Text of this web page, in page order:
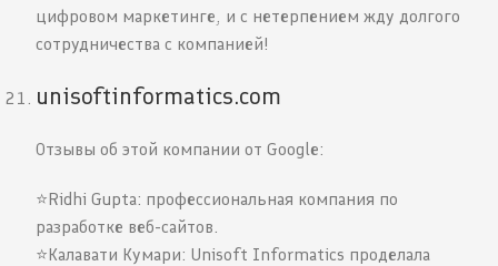
цифровом маркетинге, и с нетерпением жду долгого
сотрудничества с компанией!
unisoftinformatics.com
Отзывы об этой компании от Google:
⭐️Ridhi Gupta: профессиональная компания по
разработке веб-сайтов.
⭐️Калавати Кумари: Unisoft Informatics проделала